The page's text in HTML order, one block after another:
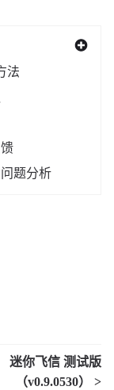
法
题分析
迷你飞信 测试版
（v0.9.0530） >